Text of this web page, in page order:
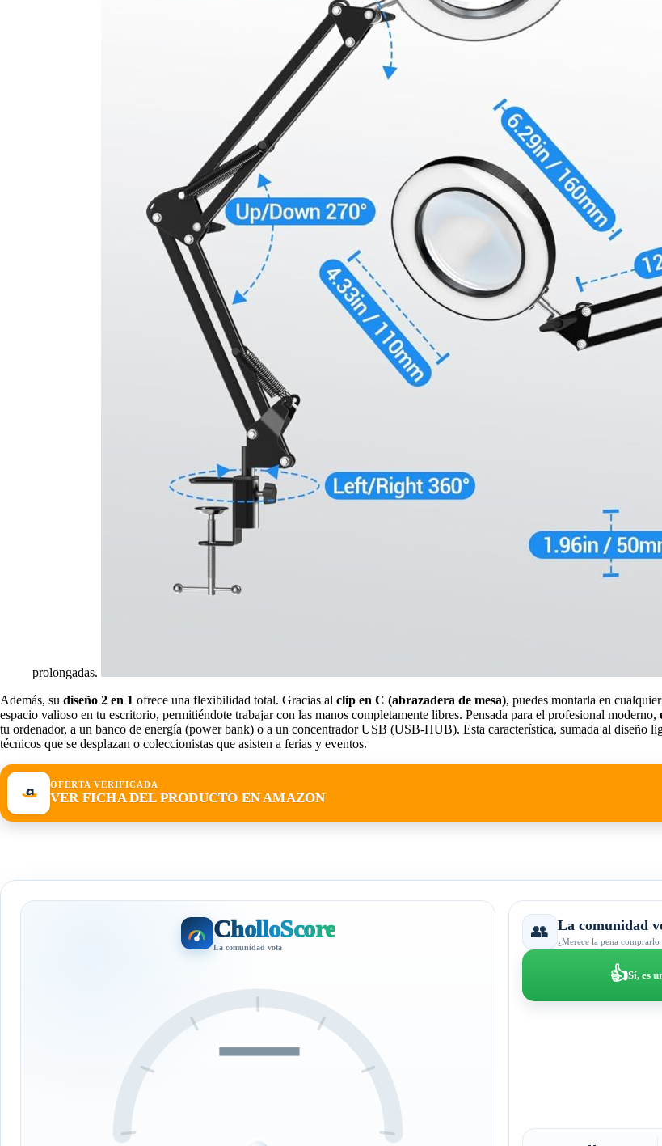
prolongadas.
Además, su diseño 2 en 1 ofrece una flexibilidad total. Gracias al clip en C (abrazadera de mesa), puedes montarla en
espacio valioso en tu escritorio, permitiéndote trabajar con las manos completamente libres. Pensada para el profesional moderno,
tu ordenador, a un banco de energía (power bank) o a un concentrador USB (USB-HUB). Esta característica, sumada al diseño
técnicos que se desplazan o coleccionistas que asisten a ferias y eventos.
OFERTA VERIFICADA
VER FICHA DEL PRODUCTO EN AMAZON
CholloScore
La comunidad vota
—
👥 La comunidad
¿Merece la pena comprarlo
👍Sí, es